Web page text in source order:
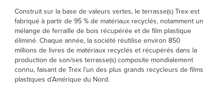
Construit sur la base de valeurs vertes, le terrasse(s) Trex est
fabriqué à partir de 95 % de matériaux recyclés, notamment un
mélange de ferraille de bois récupérée et de film plastique
éliminé. Chaque année, la société réutilise environ 850
millions de livres de matériaux recyclés et récupérés dans la
production de son/ses terrasse(s) composite mondialement
connu, faisant de Trex l’un des plus grands recycleurs de films
plastiques d’Amérique du Nord.